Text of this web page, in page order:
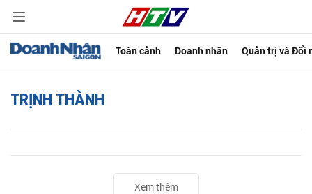
Toàn cảnh Doanh nhân Quản trị và Đổi
TRỊNH THÀNH
Xem thêm